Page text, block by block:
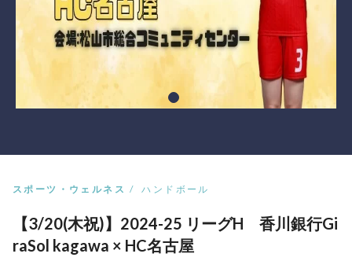
スポーツ・ウェルネス ハンドボール
【3/20(木祝)】2024-25 リーグH 香川銀行Gi
raSol kagawa × HC名古屋